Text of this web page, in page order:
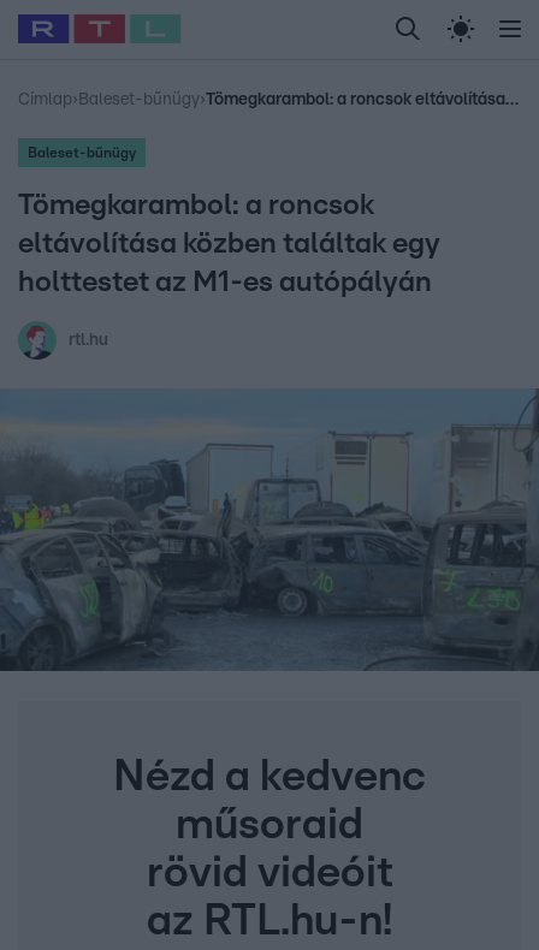
Legfrissebb RTL Híradó Randi Celeb vagyok,
Babits Marcella Most Wanted Gallusz
Címlap› Baleset-bűnügy› Tömegkarambol: a roncsok eltávolítása közben találtak egy holttestet az M1-es autópályán
Baleset-bűnügy
Tömegkarambol: a roncsok
eltávolítása közben találtak egy
holttestet az M1-es autópályán
rtl.hu
Nézd a kedvenc
műsoraid
rövid videóit
az RTL.hu-n!